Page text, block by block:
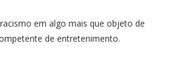
em algo mais que objeto de
de entretenimento.